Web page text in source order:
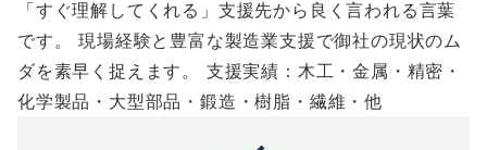
「すぐ理解してくれる」支援先から良く言われる言葉
です。 現場経験と豊富な製造業支援で御社の現状のム
ダを素早く捉えます。 支援実績：木工・金属・精密・
化学製品・大型部品・鍛造・樹脂・繊維・他